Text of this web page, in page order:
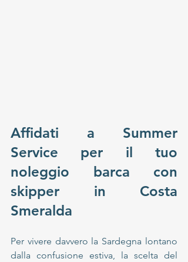
Affidati a Summer
Service per il tuo
noleggio barca con
skipper in Costa
Smeralda
Per vivere davvero la Sardegna lontano
dalla confusione estiva, la scelta del